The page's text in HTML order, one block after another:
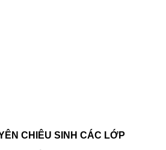
CHIÊU SINH CÁC LỚP